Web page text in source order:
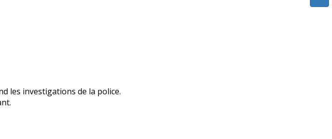
les investigations de la police.